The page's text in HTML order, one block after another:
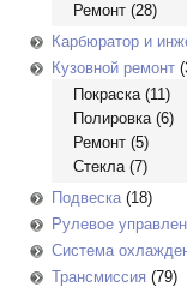
Ремонт (28)
Карбюратор и
Кузовной ремонт
Покраска(11)
Полировка(6)
Ремонт (5)
Стекла(7)
Подвеска(18)
Рулевое
Система
Трансмиссия (79)